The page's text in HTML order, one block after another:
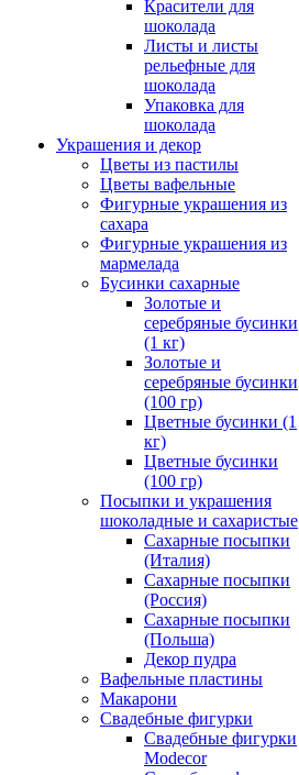
Красители для
шоколада
Листы и листы
рельефные для
шоколада
Упаковка для
шоколада
Украшения и декор
Цветы из пастилы
Цветы вафельные
Фигурные украшения из
сахара
Фигурные украшения из
мармелада
Бусинки сахарные
Золотые и
серебряные бусинки
(1 кг)
Золотые и
серебряные бусинки
(100 гр)
Цветные бусинки (1
кг)
Цветные бусинки
(100 гр)
Посыпки и украшения
шоколадные и сахаристые
Сахарные посыпки
(Италия)
Сахарные посыпки
(Россия)
Сахарные посыпки
(Польша)
Декор пудра
Вафельные пластины
Макарони
Свадебные фигурки
Свадебные фигурки
Modecor